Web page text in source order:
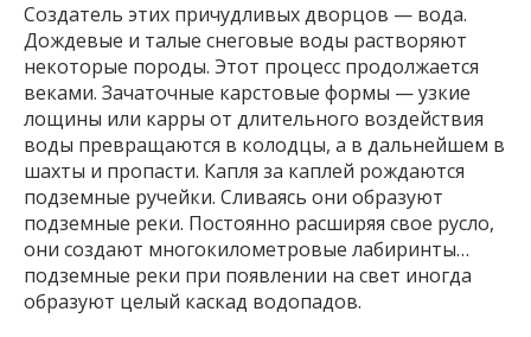
Создатель этих причудливых дворцов — вода.
Дождевые и талые снеговые воды растворяют
некоторые породы. Этот процесс продолжается
веками. Зачаточные карстовые формы — узкие
лощины или карры от длительного воздействия
воды превращаются в колодцы, а в дальнейшем в
шахты и пропасти. Капля за каплей рождаются
подземные ручейки. Сливаясь они образуют
подземные реки. Постоянно расширяя свое русло,
они создают многокилометровые лабиринты…
подземные реки при появлении на свет иногда
образуют целый каскад водопадов.